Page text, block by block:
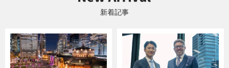
新着記事